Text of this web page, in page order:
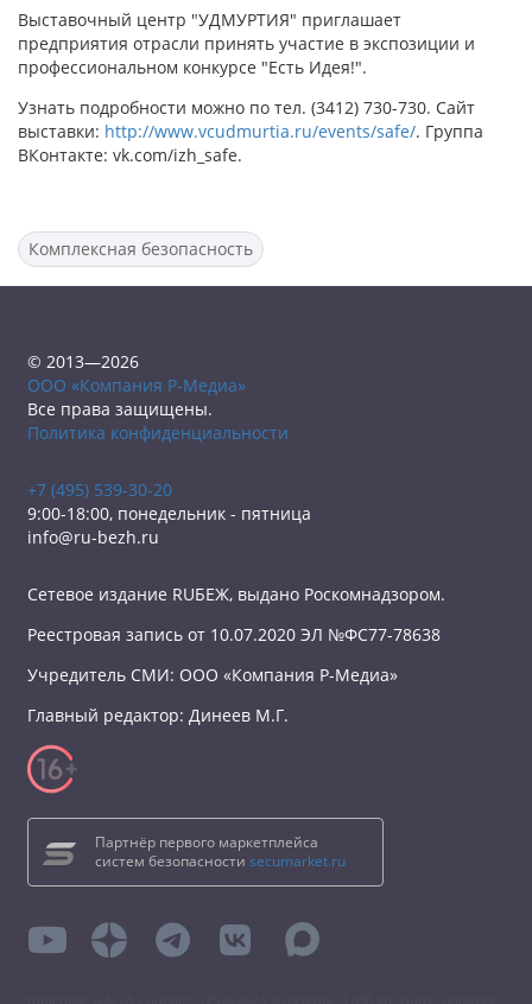
Выставочный центр "УДМУРТИЯ" приглашает
предприятия отрасли принять участие в экспозиции и
профессиональном конкурсе "Есть Идея!".
Узнать подробности можно по тел. (3412) 730-730. Сайт
выставки: http://www.vcudmurtia.ru/events/safe/. Группа
ВКонтакте: vk.com/izh_safe.
Комплексная безопасность
© 2013—2026
ООО «Компания Р-Медиа»
Все права защищены.
Политика конфиденциальности
+7 (495) 539-30-20
9:00-18:00, понедельник - пятница
info@ru-bezh.ru
Сетевое издание RUБЕЖ, выдано Роскомнадзором.
Реестровая запись от 10.07.2020 ЭЛ №ФС77-78638
Учредитель СМИ: ООО «Компания Р-Медиа»
Главный редактор: Динеев М.Г.
Партнёр первого маркетплейса
систем безопасности secumarket.ru